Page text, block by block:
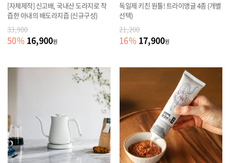
[자체제작] 신고배, 국내산 도라지로 착
즙한 아내의 배도라지즙 (신규구성)
33,900
50% 16,900원
독일제 키친 원툴! 트라이앵글 4종 (개별
선택)
21,200
16% 17,900원